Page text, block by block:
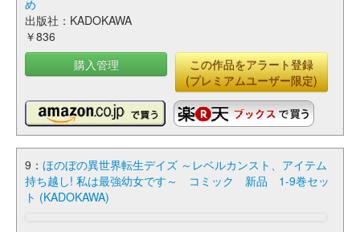
め
出版社：KADOKAWA
￥836
購入管理
この作品をアラート登録
(プレミアムユーザー限定)
9： ほのぼの異世界転生デイズ ～レベルカンスト、アイテム
持ち越し! 私は最強幼女です～ コミック 新品 1-9巻セッ
ト (KADOKAWA)